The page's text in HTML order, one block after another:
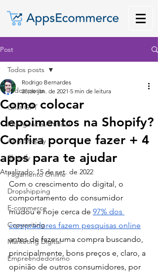
Post
Todos posts
Chat GPT
Inteligência Artificial
App Shopify
Shopify
Pagamento Online
Dropshipping
E-commerce
Copywriting
Marketing Digital
Empreendedorismo
Todos posts
Como colocar
depoimentos na Shopify?
Confira porque fazer + 4
apps para te ajudar
Rodrigo Bernardes
28 de jan. de 2021 5 min de leitura
Atualizado:15 de set. de 2022
Com o crescimento do digital, o
comportamento do consumidor
mudou e hoje cerca de 97% dos
compradores fazem pesquisas online
antes de fazer uma compra buscando,
principalmente, bons preços e, claro, a
opinião de outros consumidores, por